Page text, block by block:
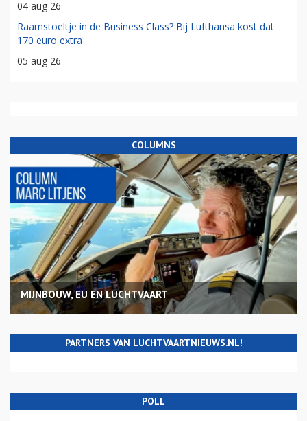
04 aug 26
Raamstoeltje in de Business Class? Bij Lufthansa kost dat
170 euro extra
05 aug 26
COLUMNS
MIJNBOUW, EU EN LUCHTVAART
PARTNERS VAN LUCHTVAARTNIEUWS.NL!
POLL